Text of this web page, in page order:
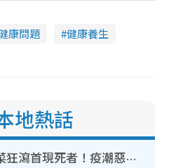
康問題
健康養生
地熱話
奪命寄生蟲｜食生菜狂瀉首現死者！疫潮惡化錄1.8萬宗病例 揭洗菜3大謬誤